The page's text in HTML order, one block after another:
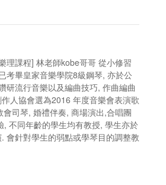
理課程] 林老師kobe哥哥 從小修習
考畢皇家音樂學院8級鋼琴, 亦於公
研流行音樂以及編曲技巧, 作曲編曲
人協會選為2016 年度音樂會表演歌
司琴, 婚禮伴奏, 商場演出,合唱團
, 不同年齡的學生均有教授, 學生亦於
會針對學生的弱點或學琴目的調整教